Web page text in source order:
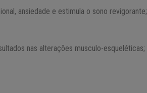
ansiedade e estimula o sono revigorante;
nas alterações musculo-esqueléticas;